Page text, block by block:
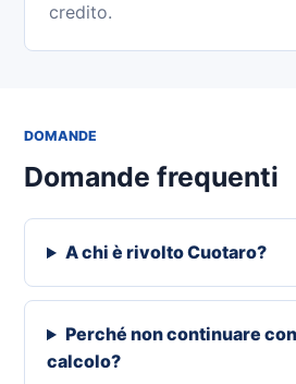
credito.
DOMANDE
Domande frequenti
A chi è rivolto Cuotaro?
Perché non continuare
calcolo?